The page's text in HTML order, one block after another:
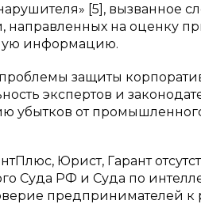
[5], вызванное
направленных на оценку
информацию.
защиты
экспертов и
убытков от
Юрист, Гарант
Суда РФ и Суда по
предпринимателей к